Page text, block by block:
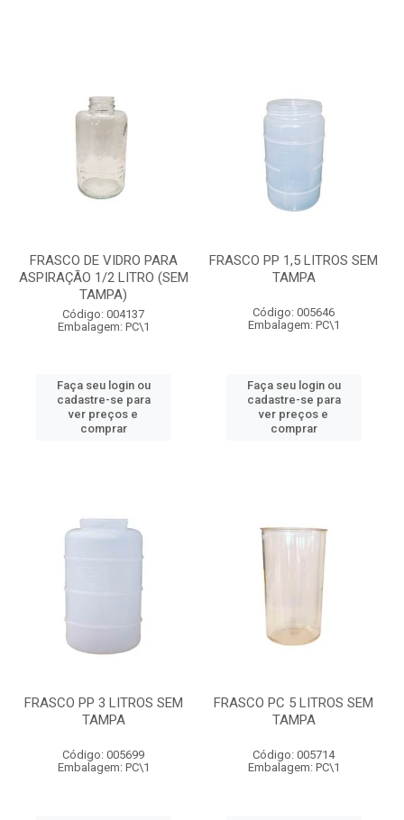
FRASCO DE VIDRO PARA
ASPIRAÇÃO 1/2 LITRO (SEM
TAMPA)
Código: 004137
Embalagem: PC\1
Faça seu login ou
cadastre-se para
ver preços e
comprar
FRASCO PP 1,5 LITROS SEM
TAMPA
Código: 005646
Embalagem: PC\1
Faça seu login ou
cadastre-se para
ver preços e
comprar
FRASCO PP 3 LITROS SEM
TAMPA
Código: 005699
Embalagem: PC\1
FRASCO PC 5 LITROS SEM
TAMPA
Código: 005714
Embalagem: PC\1